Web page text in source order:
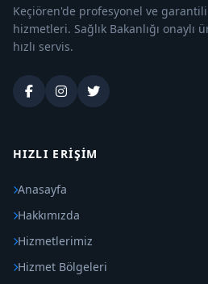
Keçiören'de profesyonel ve
hizmetleri. Sağlık Bakanlığı onaylı
hızlı servis.
HIZLI ERIŞIM
Anasayfa
Hakkımızda
Hizmetlerimiz
Hizmet Bölgeleri